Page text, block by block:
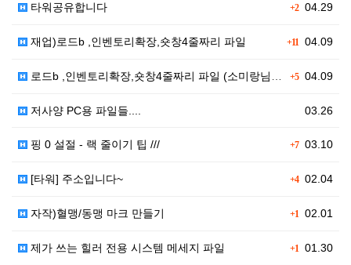
+204.29
타워공유합니다
+11 04.09
재업)로드b ,인벤토리확장,숏창4줄짜리 파일
+504.09
로드b ,인벤토리확장,숏창4줄짜리 파일 (소미랑님 올려…
03.26
저사양 PC용 파일들....
+703.10
핑 0 설절 - 랙 줄이기 팁 ///
+402.04
[타워] 주소입니다~
+1 02.01
자작)혈맹/동맹 마크 만들기
+1 01.30
제가 쓰는 힐러 전용 시스템 메세지 파일